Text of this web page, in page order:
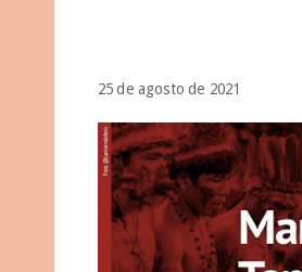
25 de agosto de 2021